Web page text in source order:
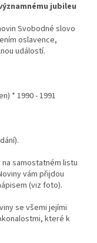
jubileu
Svobodné slovo
oslavence,
událostí.
* 1990 - 1991
samostatném listu
vám přijdou
(viz foto).
se všemi jejími
které k